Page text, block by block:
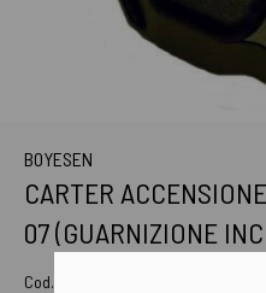
BOYESEN
CARTER
07 (GUARNIZIONE
Cod. Art.